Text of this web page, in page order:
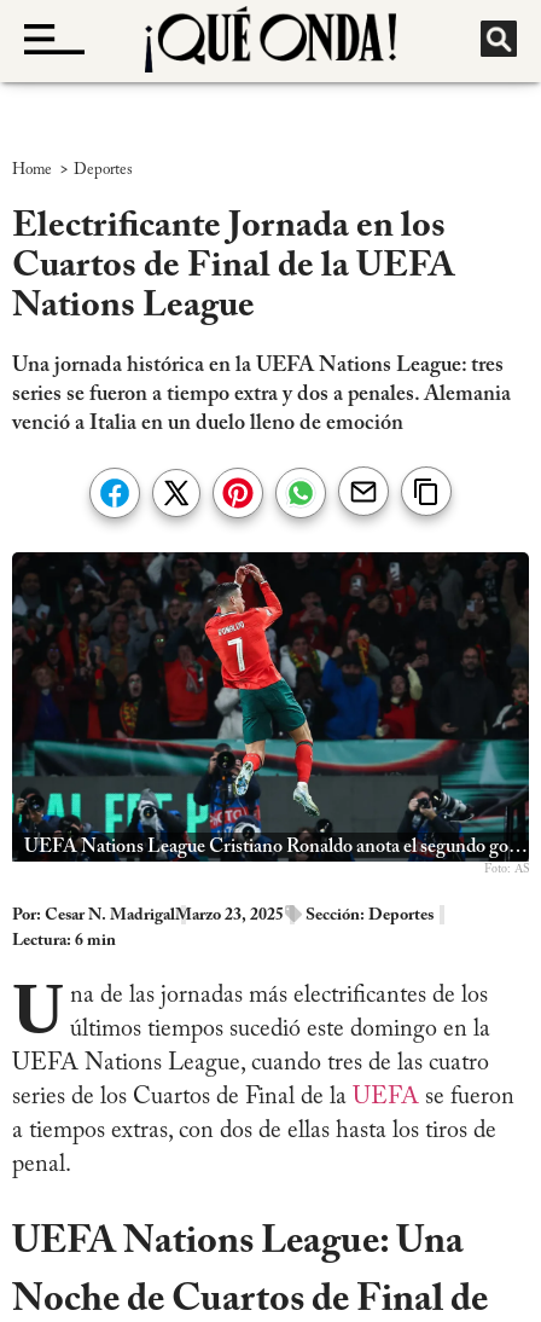
Home > Deportes
Electrificante Jornada en los
Cuartos de Final de la UEFA
Nations League
Una jornada histórica en la UEFA Nations League: tres
series se fueron a tiempo extra y dos a penales. Alemania
venció a Italia en un duelo lleno de emoción
UEFA Nations League Cristiano Ronaldo anota el segundo gol al minuto 72
Foto: AS
Por: Cesar N. MadrigalMarzo 23, 2025 Sección: Deportes
Lectura: 6 min
U na de las jornadas más electrificantes de los
últimos tiempos sucedió este domingo en la
UEFA Nations League, cuando tres de las cuatro
series de los Cuartos de Final de la UEFA se fueron
a tiempos extras, con dos de ellas hasta los tiros de
penal.
UEFA Nations League: Una
Noche de Cuartos de Final de